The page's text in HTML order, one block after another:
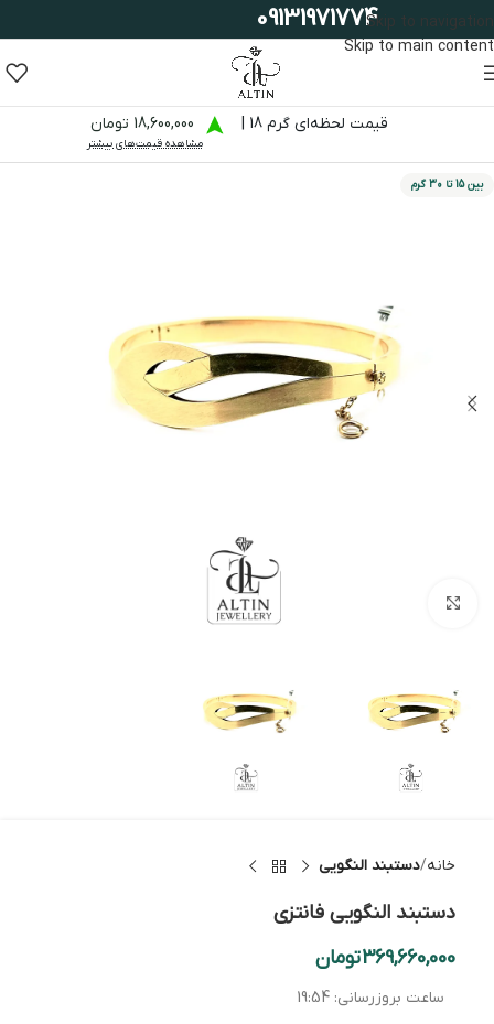
Skip to navigation
Skip to main content
09131971774
قیمت لحظه‌ای گرم 18 | 18,600,000 تومان
مشاهده قیمت‌های بیشتر
بین 15 تا 30 گرم
خانه دستبند النگویی
دستبند النگویی فانتزی
369,660,000تومان
ساعت بروزرسانی: 19:54